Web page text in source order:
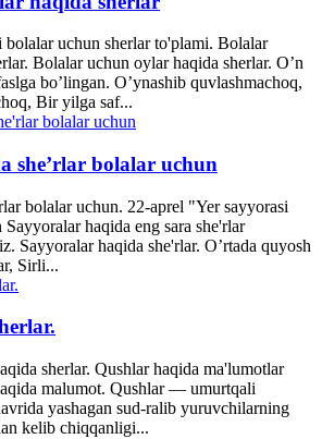
bolalar uchun sherlar to'plami. Bolalar
Bolalar uchun oylar haqida sherlar. O’n
bo’lingan. O’ynashib quvlashmachoq,
Bir yilga saf...
she’rlar bolalar uchun
bolalar uchun. 22-aprel "Yer sayyorasi
haqida eng sara she'rlar
Sayyoralar haqida she'rlar. O’rtada quyosh
Sirli...
sherlar. Qushlar haqida ma'lumotlar
malumot. Qushlar — umurtqali
yashagan sud-ralib yuruvchilarning
kelib chiqqanligi...